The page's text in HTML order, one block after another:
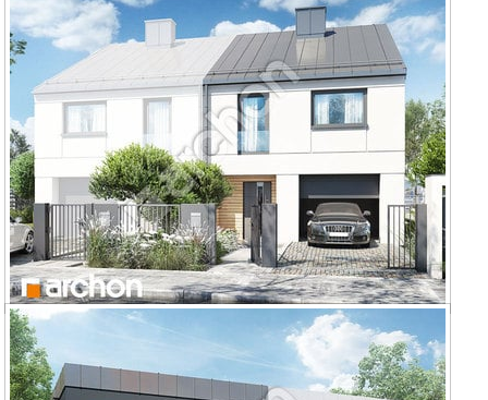
Dom pod miłorzębem 10 (B)
Dom pod miłorzębem 12 (GB)